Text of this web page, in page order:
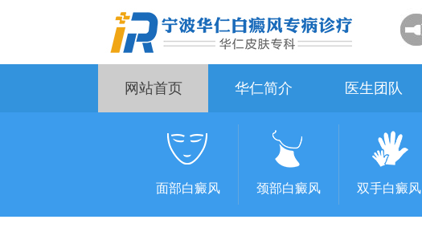
网站首页 华仁简介 医生团队
面部白癜风 颈部白癜风 双手白癜风